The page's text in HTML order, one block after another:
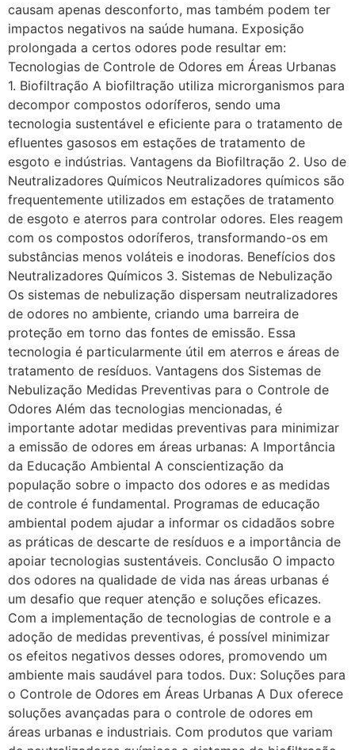
causam apenas desconforto, mas também podem ter
impactos negativos na saúde humana. Exposição
prolongada a certos odores pode resultar em:
Tecnologias de Controle de Odores em Áreas Urbanas
1. Biofiltração A biofiltração utiliza microrganismos para
decompor compostos odoríferos, sendo uma
tecnologia sustentável e eficiente para o tratamento de
efluentes gasosos em estações de tratamento de
esgoto e indústrias. Vantagens da Biofiltração 2. Uso de
Neutralizadores Químicos Neutralizadores químicos são
frequentemente utilizados em estações de tratamento
de esgoto e aterros para controlar odores. Eles reagem
com os compostos odoríferos, transformando-os em
substâncias menos voláteis e inodoras. Benefícios dos
Neutralizadores Químicos 3. Sistemas de Nebulização
Os sistemas de nebulização dispersam neutralizadores
de odores no ambiente, criando uma barreira de
proteção em torno das fontes de emissão. Essa
tecnologia é particularmente útil em aterros e áreas de
tratamento de resíduos. Vantagens dos Sistemas de
Nebulização Medidas Preventivas para o Controle de
Odores Além das tecnologias mencionadas, é
importante adotar medidas preventivas para minimizar
a emissão de odores em áreas urbanas: A Importância
da Educação Ambiental A conscientização da
população sobre o impacto dos odores e as medidas
de controle é fundamental. Programas de educação
ambiental podem ajudar a informar os cidadãos sobre
as práticas de descarte de resíduos e a importância de
apoiar tecnologias sustentáveis. Conclusão O impacto
dos odores na qualidade de vida nas áreas urbanas é
um desafio que requer atenção e soluções eficazes.
Com a implementação de tecnologias de controle e a
adoção de medidas preventivas, é possível minimizar
os efeitos negativos desses odores, promovendo um
ambiente mais saudável para todos. Dux: Soluções para
o Controle de Odores em Áreas Urbanas A Dux oferece
soluções avançadas para o controle de odores em
áreas urbanas e industriais. Com produtos que variam